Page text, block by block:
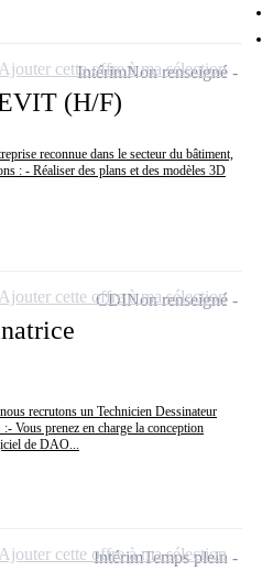
(H/F)
reconnue dans le secteur du bâtiment,
: - Réaliser des plans et des modèles 3D
IntérimNon renseigné
Ajouter cette offre à ma sélection
recrutons un Technicien Dessinateur
prenez en charge la conception
de DAO...
CDINon renseigné
Ajouter cette offre à ma sélection
IntérimTemps plein
Ajouter cette offre à ma sélection